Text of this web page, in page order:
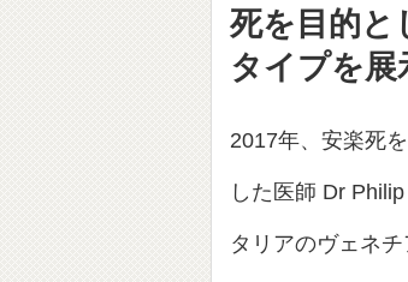
死を目的と
タイプを展
2017年、安楽死
した医師 Dr
タリアのヴェネ